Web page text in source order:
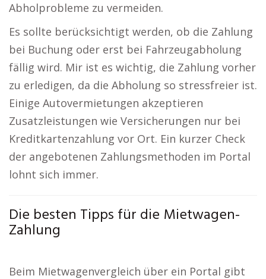
Abholprobleme zu vermeiden.
Es sollte berücksichtigt werden, ob die Zahlung
bei Buchung oder erst bei Fahrzeugabholung
fällig wird. Mir ist es wichtig, die Zahlung vorher
zu erledigen, da die Abholung so stressfreier ist.
Einige Autovermietungen akzeptieren
Zusatzleistungen wie Versicherungen nur bei
Kreditkartenzahlung vor Ort. Ein kurzer Check
der angebotenen Zahlungsmethoden im Portal
lohnt sich immer.
Die besten Tipps für die Mietwagen-
Zahlung
Beim Mietwagenvergleich über ein Portal gibt